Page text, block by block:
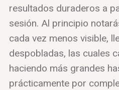
resultados duraderos a
sesión. Al principio
cada vez menos visible,
despobladas, las cuales
haciendo más grandes
prácticamente por